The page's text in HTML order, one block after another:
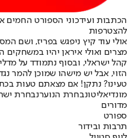
הכתבות ועידכוני הספורט החמים
להצטרפות
אולי עוד קיץ ניפגש בפריז, ושם
מצרים ואולי איראן יהיו
קהל ישראלי, ובסוף נתמודד על
הזוי, אבל יש מישהו שמוכן להמר
טעינו? נתקן! אם מצאתם טעות
מונדיאליטונבחרת הנוערנבחרת
מדורים
ספורט
תרבות ובידור